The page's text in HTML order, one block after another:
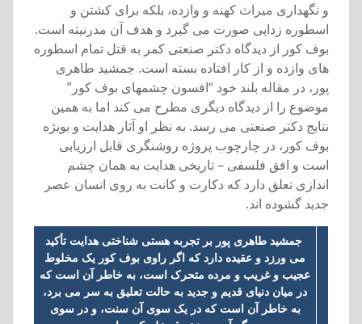
و نگهداری ميراث کهنه و وازده، بلکه برای کشتن و
اسطوره زدايی صورت می گيرد و هدف آن مدرنيته است.
بوف کور از ديدگاه دکتر صنعتی کمر به قتل تمام اسطوره
های وازده و از کار افتاده بسته است. جمشيد طاهری
پور، در مقاله بلند خود “افسون چشمهای بوف کور”
موضوع را از ديدگاه ديگری مطرح می کند اما به همين
نتايج دکتر صنعتی می رسد. به نظر او آثار هدايت و بويژه
بوف کور، در چارچوب پروژه روشنگری قابل ارزيابی
است و افق فلسفی – تاريخی هدايت به همان چشم
اندازی تعلق دارد که دکارت و کانت به روی انسان عصر
جديد گشوده اند.
جمشيد طاهری پور بر تجربه هستی شناختی هدايت تأکيد
می ورزد و عقيده دارد که اگر راوی بوف کور يک مخلوط
عجيب و غريب و مرده متحرک است، به خاطر آن است که
در ميان دنيای قديم و جديد به حالت تعليق به سر می برد،
به خاطر آن است که در يک سوی آن سنت، و در سوی